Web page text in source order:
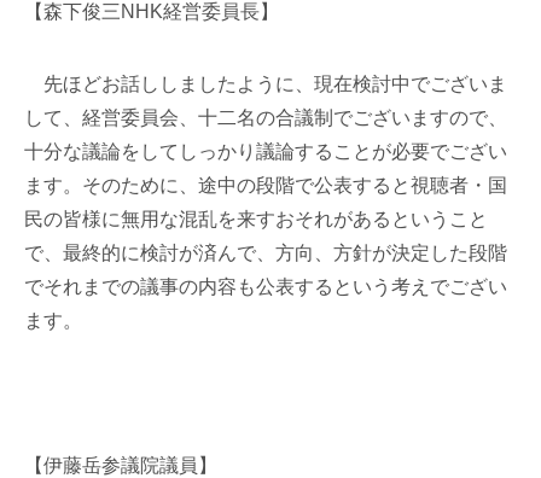
【森下俊三NHK経営委員長】
先ほどお話ししましたように、現在検討中でございま
して、経営委員会、十二名の合議制でございますので、
十分な議論をしてしっかり議論することが必要でござい
ます。そのために、途中の段階で公表すると視聴者・国
民の皆様に無用な混乱を来すおそれがあるということ
で、最終的に検討が済んで、方向、方針が決定した段階
でそれまでの議事の内容も公表するという考えでござい
ます。
【伊藤岳参議院議員】